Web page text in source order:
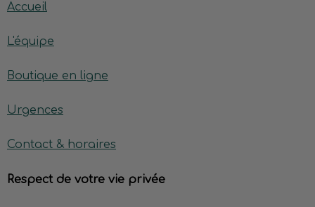
Accueil
L'équipe
Boutique en ligne
Urgences
Contact & horaires
Respect de votre vie privée